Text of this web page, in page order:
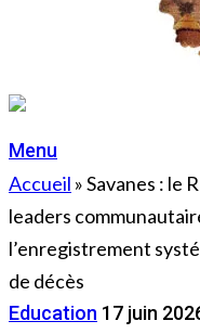
Menu
Accueil »Savanes : le
leaders
l’enregistrement
de décès
Education 17 juin